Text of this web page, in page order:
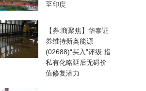
至印度
【券:商聚焦】华泰证
券维持新奥能源
(02688)“买入”评级 指
私有化略延后无碍价
值修复潜力